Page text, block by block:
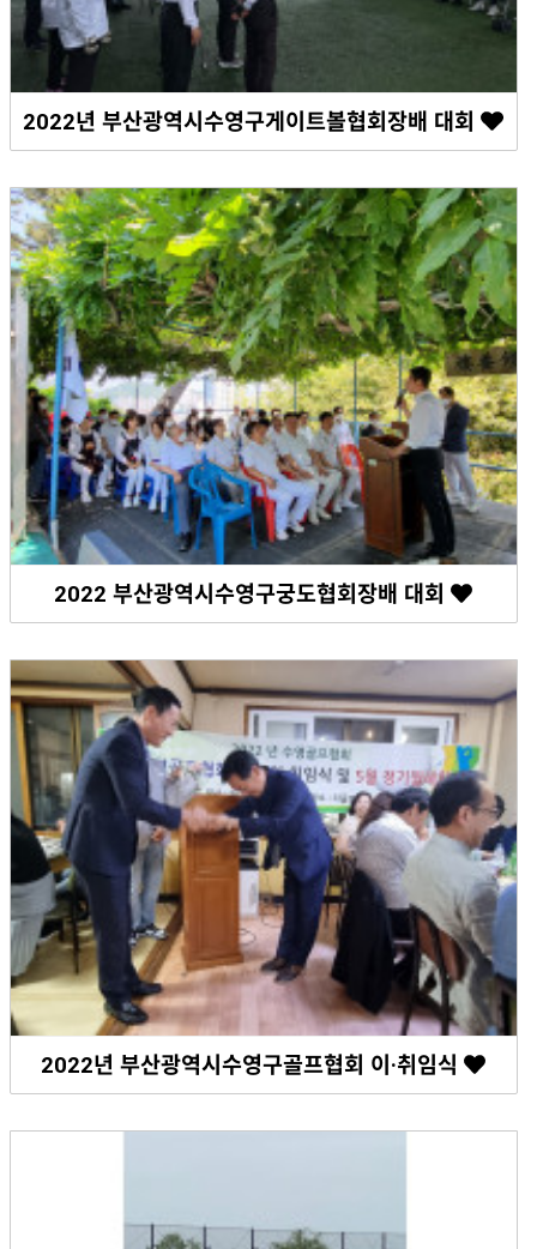
2022년 부산광역시수영구게이트볼협회장배 대회
2022 부산광역시수영구궁도협회장배 대회
2022년 부산광역시수영구골프협회 이·취임식